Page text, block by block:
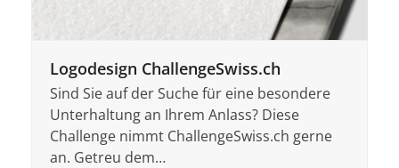
Logodesign ChallengeSwiss.ch
Sind Sie auf der Suche für eine besondere
Unterhaltung an Ihrem Anlass? Diese
Challenge nimmt ChallengeSwiss.ch gerne
an. Getreu dem…